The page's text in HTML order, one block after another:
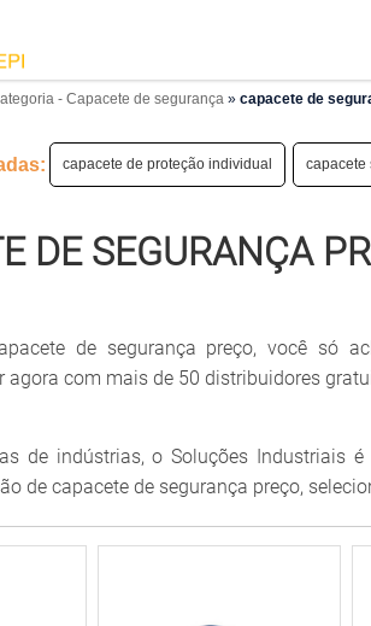
- Capacete de segurança » capacete de
capacete de proteção individual capacete
DE SEGURANÇA
de segurança preço, você só
agora com mais de 50 distribuidores
de indústrias, o Soluções Industriais
de capacete de segurança preço,